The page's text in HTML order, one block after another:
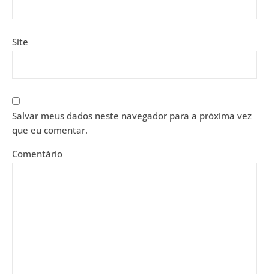
Site
Salvar meus dados neste navegador para a próxima vez
que eu comentar.
Comentário